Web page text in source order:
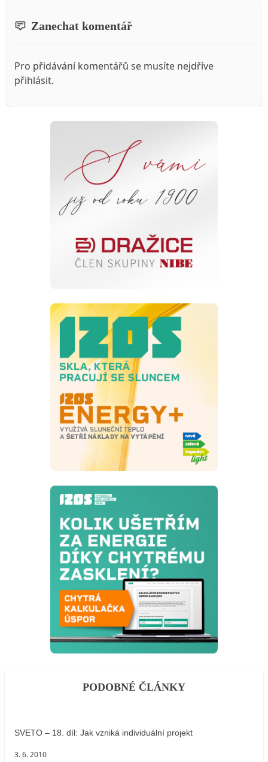
Zanechat komentář
Pro přidávání komentářů se musíte nejdříve
přihlásit.
PODOBNÉ ČLÁNKY
SVETO – 18. díl: Jak vzniká individuální projekt
3. 6. 2010